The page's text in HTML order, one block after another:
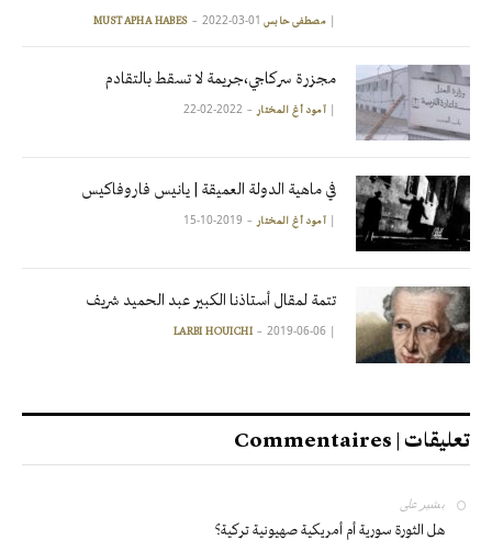
| مصطفى حابس MUSTAPHA HABES 2022-03-01
مجزرة سركاجي،جريمة لا تسقط بالتقادم
| آمود أغ المختار 2022-02-22
في ماهية الدولة العميقة | يانيس فاروفاكيس
| آمود أغ المختار 2019-10-15
تتمة لمقال أستاذنا الكبير عبد الحميد شريف
|
LARBI HOUICHI 2019-06-06
تعليقات | Commentaires
بشير على
هل الثورة سورية أم أمريكية صهيونية تركية؟